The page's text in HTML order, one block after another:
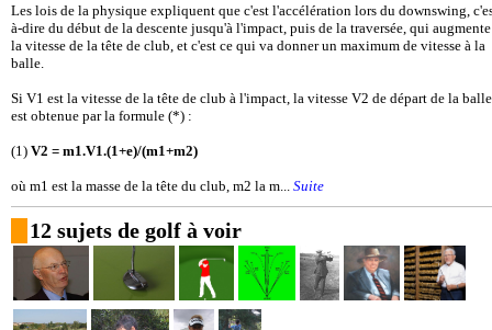
Les lois de la physique expliquent que c'est l'accélération lors du downswing,
à-dire du début de la descente jusqu'à l'impact, puis de la traversée, qui augmente
la vitesse de la tête de club, et c'est ce qui va donner un maximum de vitesse à la
balle.
Si V1 est la vitesse de la tête de club à l'impact, la vitesse V2 de départ de la balle
est obtenue par la formule (*) :
(1) V2 = m1.V1.(1+e)/(m1+m2)
où m1 est la masse de la tête du club, m2 la m... Suite
12 sujets de golf à voir